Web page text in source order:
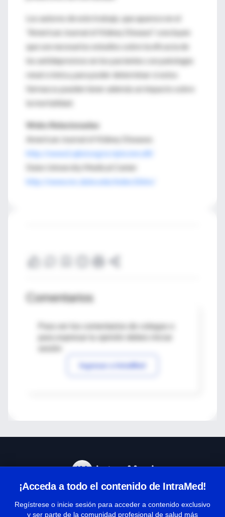
Los autores de este trabajo, que aparece en el
“American Journal of Kidney Disease” concluyen
que son necesarios estudios sobre la eficacia de
los antidepresivos en los pacientes con patología
renal crónica, para poder determinar si estos
fármacos pueden tener además un impacto sobre
la mortalidad.
Webs Relacionadas
American Journal of Kidney Diseases
http://www2.ajkd.org/scripts/om.dll/
Duke University Medical Center
http://www.mc.duke.edu/index3.htm/
Comentarios
Para ver los comentarios de colegas o
Ingresar a IntraMed
¡Acceda a todo el contenido de IntraMed!
Regístrese o inicie sesión para acceder a contenido exclusivo
y ser parte de la comunidad profesional de salud más